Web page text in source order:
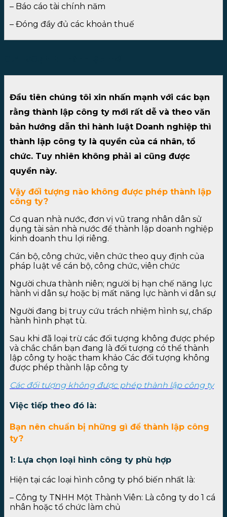
– Báo cáo tài chính năm
– Đóng đầy đủ các khoản thuế
Đầu tiên chúng tôi xin nhấn mạnh với các bạn
rằng thành lập công ty mới rất dễ và theo văn
bản hướng dẫn thi hành luật Doanh nghiệp thì
thành lập công ty là quyền của cá nhân, tổ
chức. Tuy nhiên không phải ai cũng được
quyền này.
Vậy đối tượng nào không được phép thành lập
công ty?
Cơ quan nhà nước, đơn vị vũ trang nhân dân sử
dụng tài sản nhà nước để thành lập doanh nghiệp
kinh doanh thu lợi riêng.
Cán bộ, công chức, viên chức theo quy định của
pháp luật về cán bộ, công chức, viên chức
Người chưa thành niên; người bị hạn chế năng lực
hành vi dân sự hoặc bị mất năng lực hành vi dân sự
Người đang bị truy cứu trách nhiệm hình sự, chấp
hành hình phạt tù.
Sau khi đã loại trừ các đối tượng không được phép
và chắc chắn bạn đang là đối tượng có thể thành
lập công ty hoặc tham khảo Các đối tượng không
được phép thành lập công ty
Các đối tượng không được phép thành lập công ty
Việc tiếp theo đó là:
Bạn nên chuẩn bị những gì để thành lập công
ty?
1: Lựa chọn loại hình công ty phù hợp
Hiện tại các loại hình công ty phổ biến nhất là:
– Công ty TNHH Một Thành Viên: Là công ty do 1 cá
nhân hoặc tổ chức làm chủ